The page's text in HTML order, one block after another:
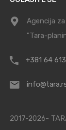
Agencija
"Tara-
+381 64
2017-2026-